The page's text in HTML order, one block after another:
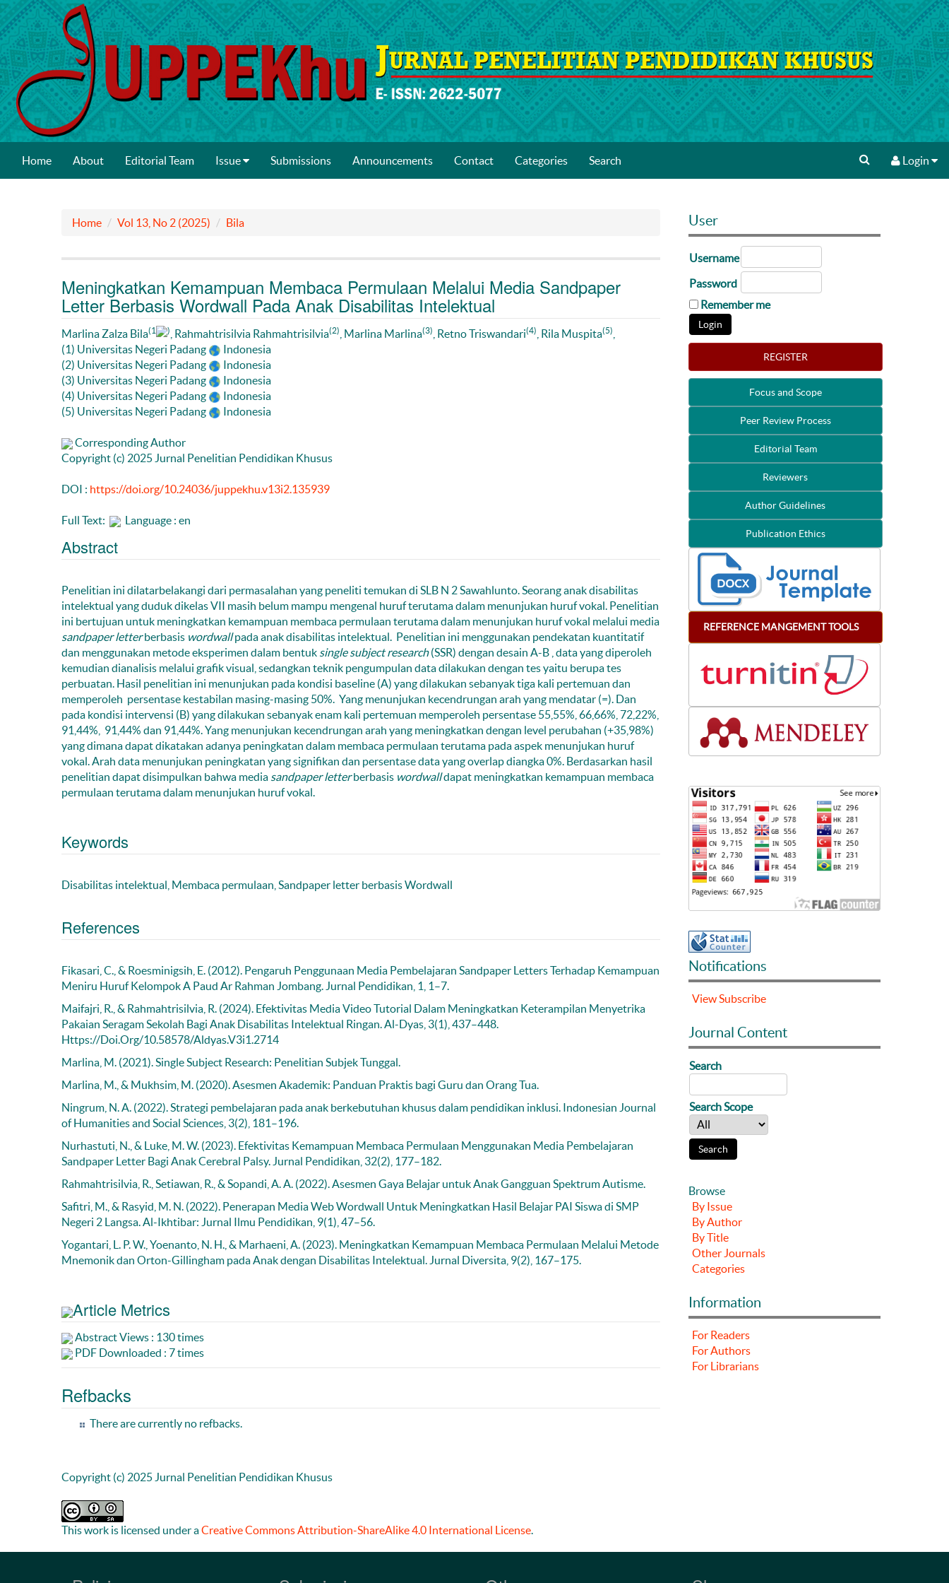
Home About Editorial Team Issue Submissions Announcements Contact Categories Search Login
Home Vol 13, No 2 (2025) Bila
Meningkatkan Kemampuan Membaca Permulaan Melalui Media Sandpaper
Letter Berbasis Wordwall Pada Anak Disabilitas Intelektual
Marlina Zalza Bila(1 ) , Rahmahtrisilvia Rahmahtrisilvia(2) , Marlina Marlina(3) , Retno Triswandari(4) , Rila Muspita(5)
(1) Universitas Negeri Padang
Indonesia
(2) Universitas Negeri Padang
Indonesia
(3) Universitas Negeri Padang
Indonesia
(4) Universitas Negeri Padang
Indonesia
(5) Universitas Negeri Padang
Indonesia
Corresponding Author
Copyright (c) 2025 Jurnal Penelitian Pendidikan Khusus
DOI : https://doi.org/10.24036/juppekhu.v13i2.135939
Full Text: Language : en
Abstract
Penelitian ini dilatarbelakangi dari permasalahan yang peneliti temukan di SLB N 2 Sawahlunto. Seorang anak disabilitas
intelektual yang duduk dikelas VII masih belum mampu mengenal huruf terutama dalam menunjukan huruf vokal. Penelitian
ini bertujuan untuk meningkatkan kemampuan membaca permulaan terutama dalam menunjukan huruf vokal melalui media
sandpaper letterberbasis wordwallpada anak disabilitas intelektual. Penelitian ini menggunakan pendekatan kuantitatif
dan menggunakan metode eksperimen dalam bentuk single subject research(SSR) dengan desain A-B , data yang diperoleh
kemudian dianalisis melalui grafik visual, sedangkan teknik pengumpulan data dilakukan dengan tes yaitu berupa tes
perbuatan. Hasil penelitian ini menunjukan pada kondisi baseline (A) yang dilakukan sebanyak tiga kali pertemuan dan
memperoleh persentase kestabilan masing-masing 50%. Yang menunjukan kecendrungan arah yang mendatar (=). Dan
pada kondisi intervensi (B) yang dilakukan sebanyak enam kali pertemuan memperoleh persentase 55,55%, 66,66%, 72,22%,
91,44%, 91,44% dan 91,44%. Yang menunjukan kecendrungan arah yang meningkatkan dengan level perubahan (+35,98%)
yang dimana dapat dikatakan adanya peningkatan dalam membaca permulaan terutama pada aspek menunjukan huruf
vokal. Arah data menunjukan peningkatan yang signifikan dan persentase data yang overlap diangka 0%. Berdasarkan hasil
penelitian dapat disimpulkan bahwa media sandpaper letterberbasis wordwalldapat meningkatkan kemampuan membaca
permulaan terutama dalam menunjukan huruf vokal.
Keywords
Disabilitas intelektual, Membaca permulaan, Sandpaper letter berbasis Wordwall
References
Fikasari, C., & Roesminigsih, E. (2012). Pengaruh Penggunaan Media Pembelajaran Sandpaper Letters Terhadap Kemampuan
Meniru Huruf Kelompok A Paud Ar Rahman Jombang. Jurnal Pendidikan, 1, 1–7.
Maifajri, R., & Rahmahtrisilvia, R. (2024). Efektivitas Media Video Tutorial Dalam Meningkatkan Keterampilan Menyetrika
Pakaian Seragam Sekolah Bagi Anak Disabilitas Intelektual Ringan. Al-Dyas, 3(1), 437–448.
Https://Doi.Org/10.58578/Aldyas.V3i1.2714
Marlina, M. (2021). Single Subject Research: Penelitian Subjek Tunggal.
Marlina, M., & Mukhsim, M. (2020). Asesmen Akademik: Panduan Praktis bagi Guru dan Orang Tua.
Ningrum, N. A. (2022). Strategi pembelajaran pada anak berkebutuhan khusus dalam pendidikan inklusi. Indonesian Journal
of Humanities and Social Sciences, 3(2), 181–196.
Nurhastuti, N., & Luke, M. W. (2023). Efektivitas Kemampuan Membaca Permulaan Menggunakan Media Pembelajaran
Sandpaper Letter Bagi Anak Cerebral Palsy. Jurnal Pendidikan, 32(2), 177–182.
Rahmahtrisilvia, R., Setiawan, R., & Sopandi, A. A. (2022). Asesmen Gaya Belajar untuk Anak Gangguan Spektrum Autisme.
Safitri, M., & Rasyid, M. N. (2022). Penerapan Media Web Wordwall Untuk Meningkatkan Hasil Belajar PAI Siswa di SMP
Negeri 2 Langsa. Al-Ikhtibar: Jurnal Ilmu Pendidikan, 9(1), 47–56.
Yogantari, L. P. W., Yoenanto, N. H., & Marhaeni, A. (2023). Meningkatkan Kemampuan Membaca Permulaan Melalui Metode
Mnemonik dan Orton-Gillingham pada Anak dengan Disabilitas Intelektual. Jurnal Diversita, 9(2), 167–175.
Article Metrics
Abstract Views : 130 times
PDF Downloaded : 7 times
Refbacks
There are currently no refbacks.
Copyright (c) 2025 Jurnal Penelitian Pendidikan Khusus
This work is licensed under aCreative Commons Attribution-ShareAlike 4.0 International License.
User
Username
Password
Remember me
REGISTER
Focus and Scope
Peer Review Process
Editorial Team
Reviewers
Author Guidelines
Publication Ethics
REFERENCE MANGEMENTTOOLS
Notifications
ViewSubscribe
Journal Content
Search
Search Scope
Browse
By Issue
By Author
By Title
Other Journals
Categories
Information
For Readers
For Authors
For Librarians